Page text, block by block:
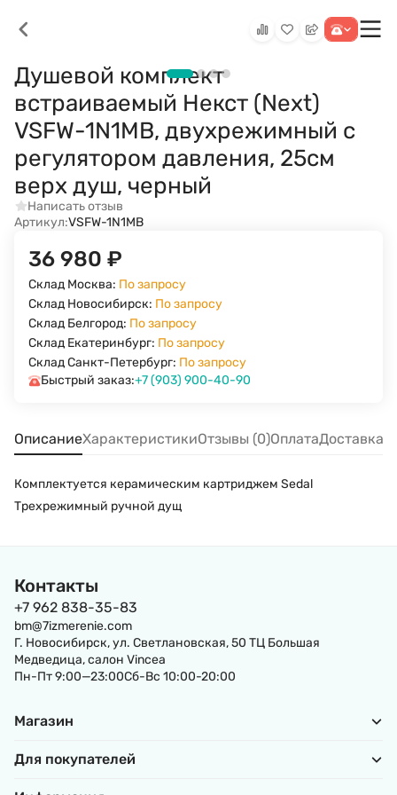
Душевой комплект
встраиваемый Некст (Next)
VSFW-1N1MB, двухрежимный с
регулятором давления, 25см
верх душ, черный
Написать отзыв
Артикул:VSFW-1N1MB
36 980 ₽
Склад Москва: По запросу
Склад Новосибирск: По запросу
Склад Белгород: По запросу
Склад Екатеринбург: По запросу
Склад Санкт-Петербург: По запросу
Быстрый заказ:+7 (903) 900-40-90
ОписаниеХарактеристикиОтзывы (0)ОплатаДоставка
Комплектуется керамическим картриджем Sedal
Трехрежимный ручной дущ
Контакты
+7 962 838-35-83
bm@7izmerenie.com
Г. Новосибирск, ул. Светлановская, 50 ТЦ Большая
Медведица, салон Vincea
Пн-Пт 9:00—23:00Сб-Вс 10:00-20:00
Магазин
Для покупателей